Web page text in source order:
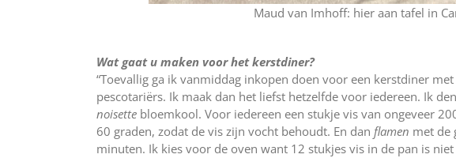
Maud van Imhoff: hier aan tafel in
Wat gaat u maken voor het kerstdiner?
“Toevallig ga ik vanmiddag inkopen doen voor een kerstdiner
pescotariërs. Ik maak dan het liefst hetzelfde voor iedereen. Ik
noisette bloemkool. Voor iedereen een stukje vis van ongeveer
60 graden, zodat de vis zijn vocht behoudt. En dan flamen met de
minuten. Ik kies voor de oven want 12 stukjes vis in de pan is